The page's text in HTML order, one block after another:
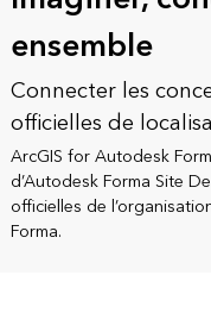
ensemble
Connecter les
officielles de
ArcGIS for Autodesk
d’Autodesk Forma Site
officielles de
Forma.